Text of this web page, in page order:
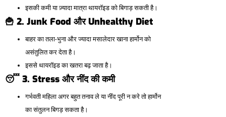
इसकी कमी या ज़्यादा मात्रा थायरॉइड को बिगाड़ सकती है।
🍟 2. Junk Food और Unhealthy Diet
बाहर का तला-भुना और ज्यादा मसालेदार खाना हार्मोन को
असंतुलित कर देता है।
इससे थायरॉइड का खतरा बढ़ जाता है।
😴 3. Stress औरनींदकीकमी
गर्भवती महिला अगर बहुत तनाव ले या नींद पूरी न करे तो हार्मोन
का संतुलन बिगड़ सकता है।